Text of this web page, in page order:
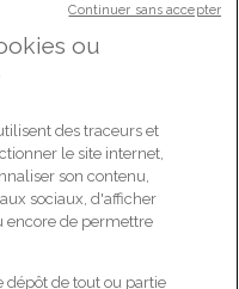
vous intéresse
plus ?
pour vous guider.
R
é
p
o
n
s
e
s
o
u
s
4
8
h
o
u
v
r
é
e
s
Non
ou
des traceurs et
le site internet,
son contenu,
sociaux, d'afficher
encore de permettre
dépôt de tout ou partie
Continuer sans accepter